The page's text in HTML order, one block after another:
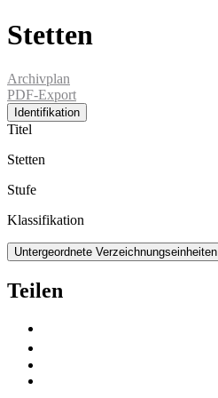
Stetten
Archivplan
PDF-Export
Identifikation
Titel
Stetten
Stufe
Klassifikation
Untergeordnete Verzeichnungseinheiten
Teilen